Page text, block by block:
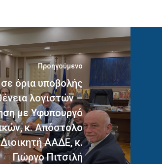
25 Ιανουαρίου, 2023
Προηγούμενο
όρια υποβολής
λογιστών –
με Υφυπουργό
κ. Απόστολο
ΑΑΔΕ, κ.
Γιώργο Πιτσιλή